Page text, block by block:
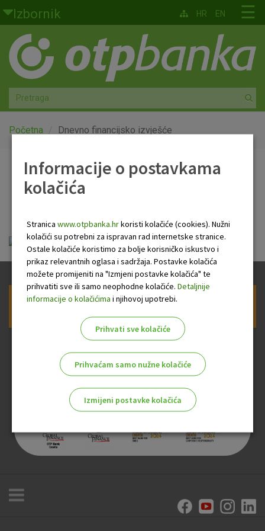
Skoči na glavni sadržaj
Izbornik
Građani
Privatno bankarstvo
Agro
Mala poduzeća i obrtnici
Globalna tržišta
O nama
☰
HR EN
Početna Dnevno financijsko izvješće
Dnevno financijsko
OTP Dnevno financijsko izvješće.pdf
Prijava na newsletter OTP banke
Informacije o postavkama
kolačića
Stranica www.otpbanka.hrkoristi kolačiće (cookies). Nužni
kolačići su potrebni za ispravan rad internetske stranice.
Ostale kolačiće koristimo za bolje korisničko iskustvo i
prikaz relevantnih oglasa i sadržaja. Postavke kolačića
možete promijeniti na "Izmjeni postavke kolačića" te
prihvatiti sve ili samo neophodne kolačiće. Detaljnije
informacije o kolačićima i njihovoj upotrebi.
Prihvati sve kolačiće
Prihvaćam samo nužne kolačiće
Izmijeni postavke kolačića